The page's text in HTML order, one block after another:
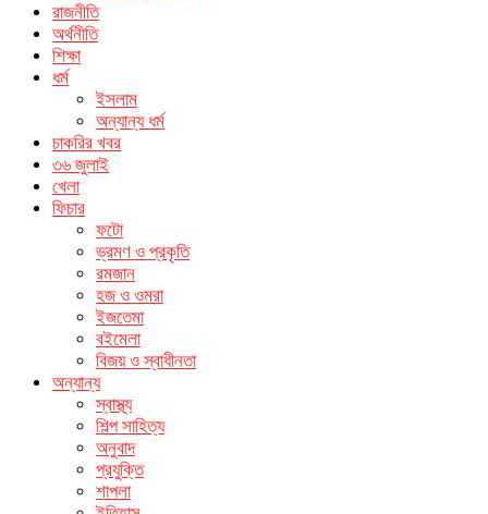
রাজনীতি
অর্থনীতি
শিক্ষা
ধর্ম
ইসলাম
অন্যান্য ধর্ম
চাকরির খবর
৩৬ জুলাই
খেলা
ফিচার
ফটো
ভ্রমণ ও প্রকৃতি
রমজান
হজ ও ওমরা
ইজতেমা
বইমেলা
বিজয় ও স্বাধীনতা
অন্যান্য
স্বাস্থ্য
শিল্প সাহিত্য
অনুবাদ
প্রযুক্তি
শাপলা